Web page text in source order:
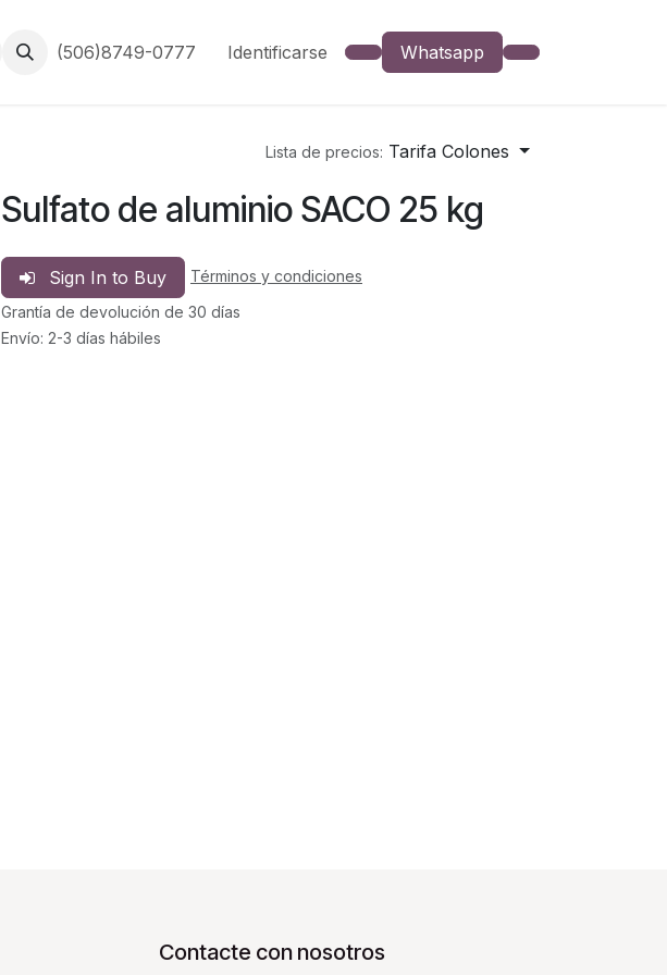
(506)8749-0777 Identificarse Whatsapp
Lista de precios: Tarifa Colones
Sulfato de aluminio SACO 25 kg
Sign In to Buy
Términos y condiciones
Grantía de devolución de 30 días
Envío: 2-3 días hábiles
Contacte con nosotros